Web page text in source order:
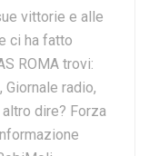
vittorie e alle
ci ha fatto
ROMA trovi:
radio,
dire? Forza